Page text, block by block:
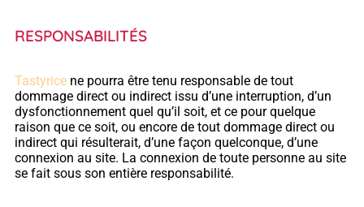
RESPONSABILITÉS
Tastyrice ne pourra être tenu responsable de tout
dommage direct ou indirect issu d’une interruption, d’un
dysfonctionnement quel qu’il soit, et ce pour quelque
raison que ce soit, ou encore de tout dommage direct ou
indirect qui résulterait, d’une façon quelconque, d’une
connexion au site. La connexion de toute personne au site
se fait sous son entière responsabilité.